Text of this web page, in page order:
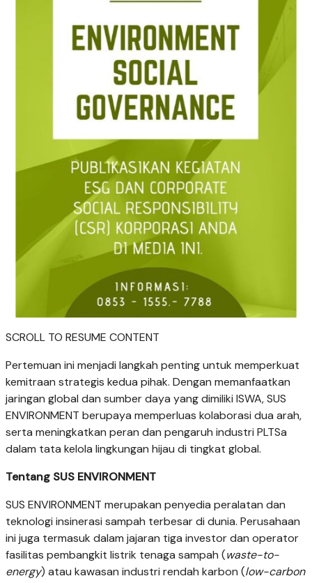
SCROLL TO RESUME CONTENT
Pertemuan ini menjadi langkah penting untuk memperkuat
kemitraan strategis kedua pihak. Dengan memanfaatkan
jaringan global dan sumber daya yang dimiliki ISWA, SUS
ENVIRONMENT berupaya memperluas kolaborasi dua arah,
serta meningkatkan peran dan pengaruh industri PLTSa
dalam tata kelola lingkungan hijau di tingkat global.
Tentang SUS ENVIRONMENT
SUS ENVIRONMENT merupakan penyedia peralatan dan
teknologi insinerasi sampah terbesar di dunia. Perusahaan
ini juga termasuk dalam jajaran tiga investor dan operator
fasilitas pembangkit listrik tenaga sampah (waste-to-
energy) atau kawasan industri rendah karbon (low-carbon